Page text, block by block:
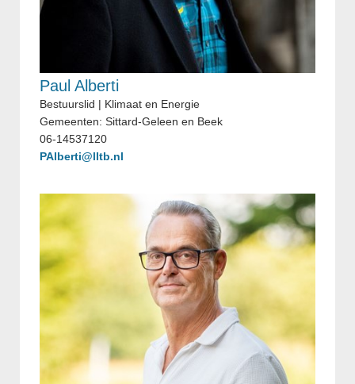
Paul Alberti
Bestuurslid | Klimaat en Energie
Gemeenten: Sittard-Geleen en Beek
06-14537120
PAlberti@lltb.nl